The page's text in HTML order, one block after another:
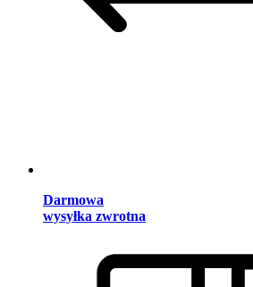
Darmowa
wysyłka zwrotna